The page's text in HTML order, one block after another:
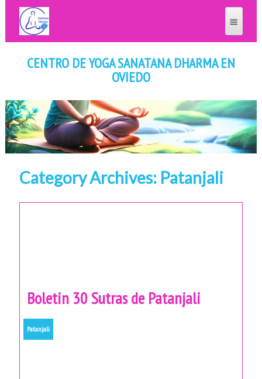
CENTRO DE YOGA SANATANA DHARMA EN
OVIEDO
Category Archives: Patanjali
Boletin 30 Sutras de Patanjali
Patanjali